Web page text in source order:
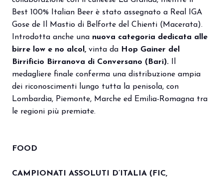
Best 100% Italian Beer è stato assegnato a Real IGA
Gose de Il Mastio di Belforte del Chienti (Macerata).
Introdotta anche una nuova categoria dedicata alle
birre low e no alcol, vinta da Hop Gainer del
Birrificio Birranova di Conversano (Bari).
medagliere finale conferma una distribuzione ampia
dei riconoscimenti lungo tutta la penisola, con
Lombardia, Piemonte, Marche ed Emilia-Romagna tra
le regioni più premiate.
FOOD
CAMPIONATI ASSOLUTI D’ITALIA (FIC,